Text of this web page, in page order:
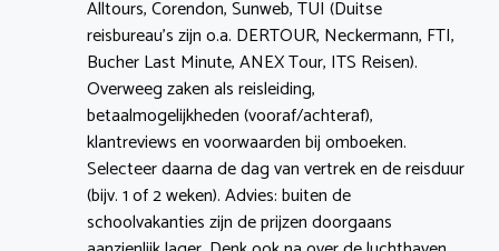
Alltours, Corendon, Sunweb, TUI (Duitse
reisbureau’s zijn o.a. DERTOUR, Neckermann, FTI,
Bucher Last Minute, ANEX Tour, ITS Reisen).
Overweeg zaken als reisleiding,
betaalmogelijkheden (vooraf/achteraf),
klantreviews en voorwaarden bij omboeken.
Selecteer daarna de dag van vertrek en de reisduur
(bijv. 1 of 2 weken). Advies: buiten de
schoolvakanties zijn de prijzen doorgaans